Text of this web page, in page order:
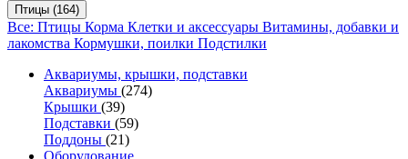
Птицы (164)
Все: Птицы Корма Клетки и аксессуары Витамины, добавки и
лакомства Кормушки, поилки Подстилки
Аквариумы, крышки, подставки
Аквариумы (274)
Крышки (39)
Подставки (59)
Поддоны (21)
Оборудование